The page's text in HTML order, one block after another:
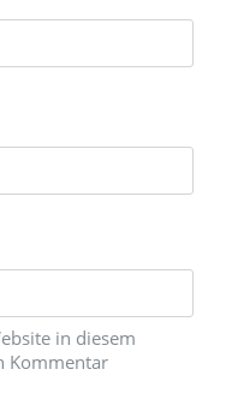
in diesem
Kommentar